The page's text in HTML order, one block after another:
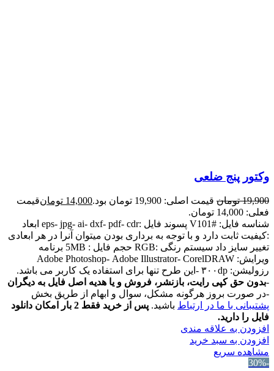
وکتور پنج ضلعی
19,900 تومان قیمت اصلی: 19,900 تومان بود. 14,000 تومانقیمت
فعلی: 14,000 تومان.
شناسه فایل: #V101 پسوند فایل :eps- jpg- ai- dxf- pdf- cdr ابعاد
:کیفیت ثابت دارد و با توجه به برداری بودن میتوان آنرا در هر ابعادی
تغییر سایز داد سیستم رنگی :RGB حجم فایل : 5MB برنامه
ویرایش: Adobe Photoshop- Adobe Illustrator- CorelDRAW
رزولیشن: ۳۰۰dp -این طرح تنها برای استفاده یک کاربر می باشد.
-بدون حق کپی رایت، بازنشر، فروش و یا هدیه اصل فایل به دیگران
-در صورت بروز هرگونه مشکل، سوال و ابهام از طریق بخش
پشتیبانی با ما در ارتباط باشید.
پس از خرید فقط 2 بار امکان دانلود
فایل را دارید.
افزودن به علاقه مندی
افزودن به سبد خرید
مشاهده سریع
-30%